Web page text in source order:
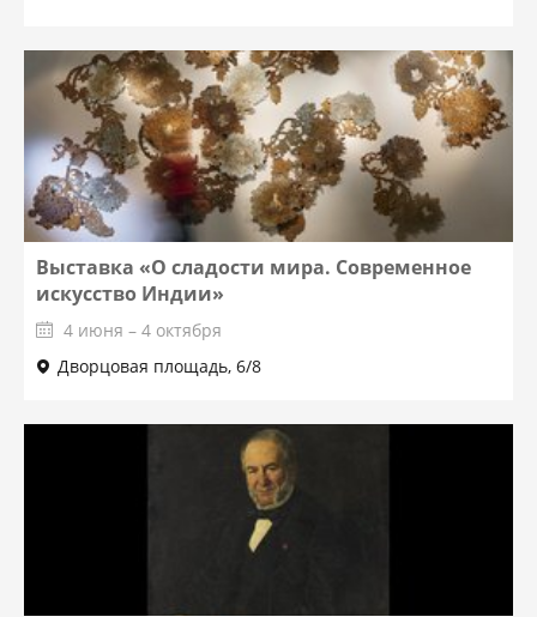
Выставка «О сладости мира. Современное
искусство Индии»
4 июня – 4 октября
Дворцовая площадь, 6/8